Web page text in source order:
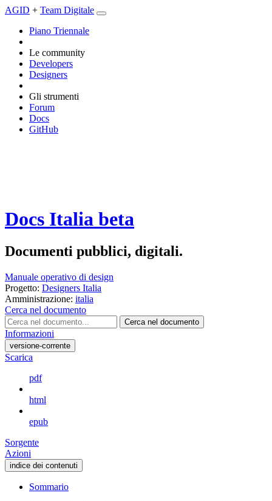
AGID + Team Digitale
Piano Triennale
Le community
Developers
Designers
Gli strumenti
Forum
Docs
GitHub
Docs Italia beta
Documenti pubblici, digitali.
Manuale operativo di design
Progetto: Designers Italia
Amministrazione: italia
Cerca nel documento
Cerca nel documento
Informazioni
versione-corrente
Scarica
pdf
html
epub
Sorgente
Azioni
indice dei contenuti
Sommario